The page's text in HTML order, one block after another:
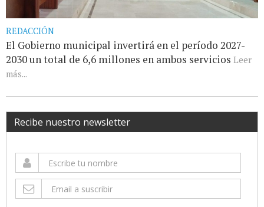
REDACCIÓN
El Gobierno municipal invertirá en el período 2027-
2030 un total de 6,6 millones en ambos servicios Leer
más...
Recibe nuestro newsletter